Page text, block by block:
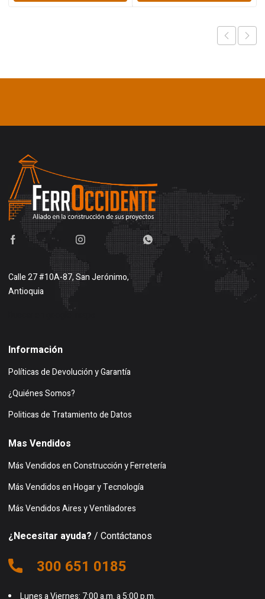
Calle 27 #10A-87, San Jerónimo,
Antioquia
Información
Políticas de Devolución y Garantía
¿Quiénes Somos?
Politicas de Tratamiento de Datos
Mas Vendidos
Más Vendidos en Construcción y Ferretería
Más Vendidos en Hogar y Tecnología
Más Vendidos Aires y Ventiladores
¿Necesitar ayuda? / Contáctanos
300 651 0185
Lunes a Viernes: 7:00 a.m. a 5:00 p.m.